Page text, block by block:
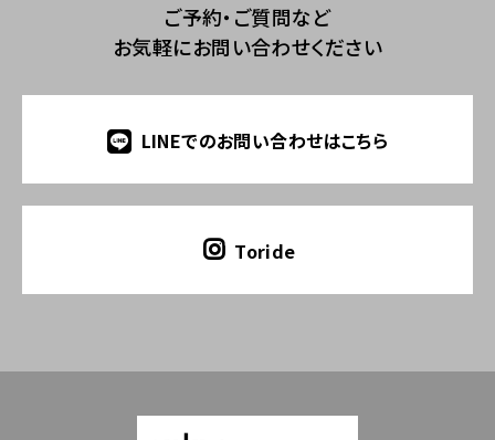
ご予約・ご質問など
お気軽にお問い合わせください
LINEでのお問い合わせはこちら
Toride